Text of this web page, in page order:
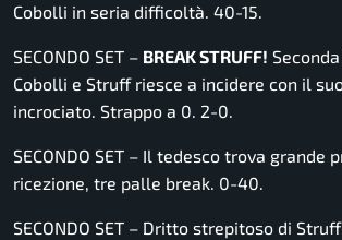
Cobolli in seria difficoltà. 40-15.
SECONDO SET – BREAK STRUFF!
Cobolli e Struff riesce a incidere con il
incrociato. Strappo a 0. 2-0.
SECONDO SET – Il tedesco trova grande
ricezione, tre palle break. 0-40.
SECONDO SET – Dritto strepitoso di